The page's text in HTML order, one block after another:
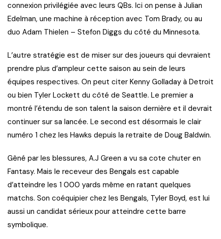
connexion privilégiée avec leurs QBs. Ici on pense à Julian
Edelman, une machine à réception avec Tom Brady, ou au
duo Adam Thielen – Stefon Diggs du côté du Minnesota.
L’autre stratégie est de miser sur des joueurs qui devraient
prendre plus d’ampleur cette saison au sein de leurs
équipes respectives. On peut citer Kenny Golladay à Detroit
ou bien Tyler Lockett du côté de Seattle. Le premier a
montré l’étendu de son talent la saison dernière et il devrait
continuer sur sa lancée. Le second est désormais le clair
numéro 1 chez les Hawks depuis la retraite de Doug Baldwin.
Gêné par les blessures, A.J Green a vu sa cote chuter en
Fantasy. Mais le receveur des Bengals est capable
d’atteindre les 1 000 yards même en ratant quelques
matchs. Son coéquipier chez les Bengals, Tyler Boyd, est lui
aussi un candidat sérieux pour atteindre cette barre
symbolique.